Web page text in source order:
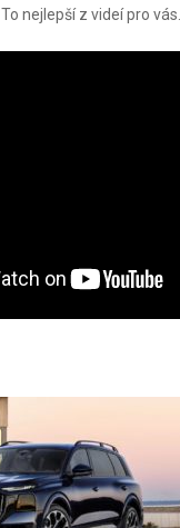
To nejlepší z videí pro vás...